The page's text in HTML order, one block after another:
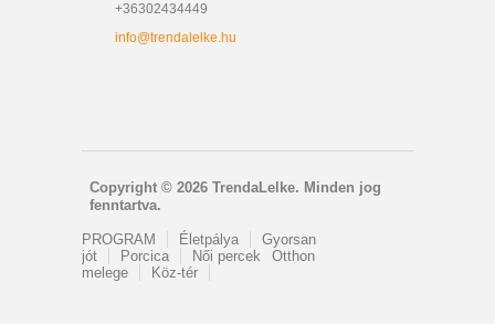
+36302434449
info@trendalelke.hu
Copyright © 2026 TrendaLelke. Minden jog
fenntartva.
PROGRAM Életpálya
Gyorsan
jót
Porcica Női percek
Otthon
melege
Köz-tér